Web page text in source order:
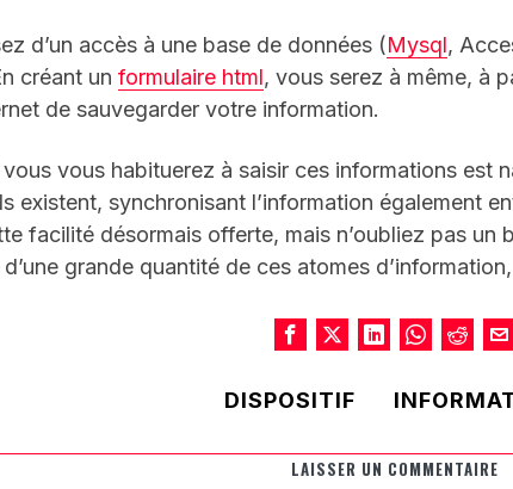
d’un accès à une base de données (Mysql,
créant un formulaire html, vous serez à même, à
de sauvegarder votre information.
vous habituerez à saisir ces informations est
existent, synchronisant l’information également
facilité désormais offerte, mais n’oubliez pas un
d’une grande quantité de ces atomes
DISPOSITIF
LAISSER UN COMMENTAIRE